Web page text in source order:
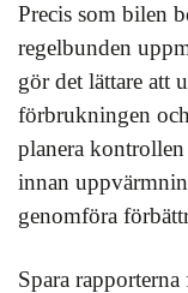
Precis som bilen
regelbunden
gör det lättare att
förbrukningen
planera
innan
genomföra
Spara